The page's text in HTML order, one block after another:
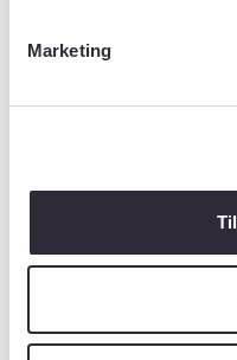
Marketing
LNr